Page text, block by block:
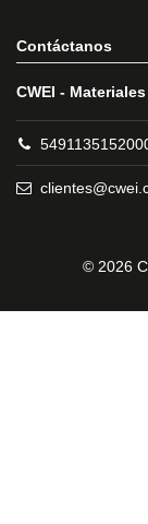
Contáctanos
CWEI -
© 2026